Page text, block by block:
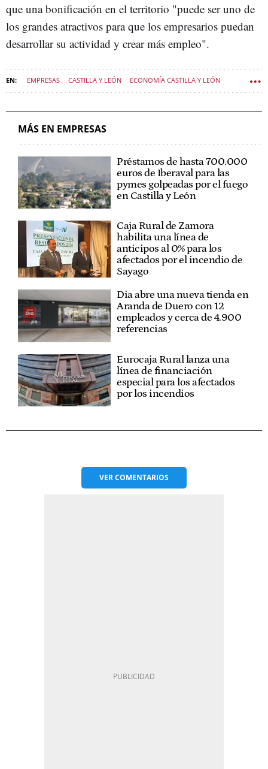
que una bonificación en el territorio "puede ser uno de
los grandes atractivos para que los empresarios puedan
desarrollar su actividad y crear más empleo".
EMPRESAS CASTILLA Y LEÓN ECONOMÍA CASTILLA Y LEÓN
MÁS EN EMPRESAS
Préstamos de hasta 700.000
euros de Iberaval para las
pymes golpeadas por el fuego
en Castilla y León
Caja Rural de Zamora
habilita una línea de
anticipos al 0% para los
afectados por el incendio de
Sayago
Dia abre una nueva tienda en
Aranda de Duero con 12
empleados y cerca de 4.900
referencias
Eurocaja Rural lanza una
línea de financiación
especial para los afectados
por los incendios
VERCOMENTARIOS